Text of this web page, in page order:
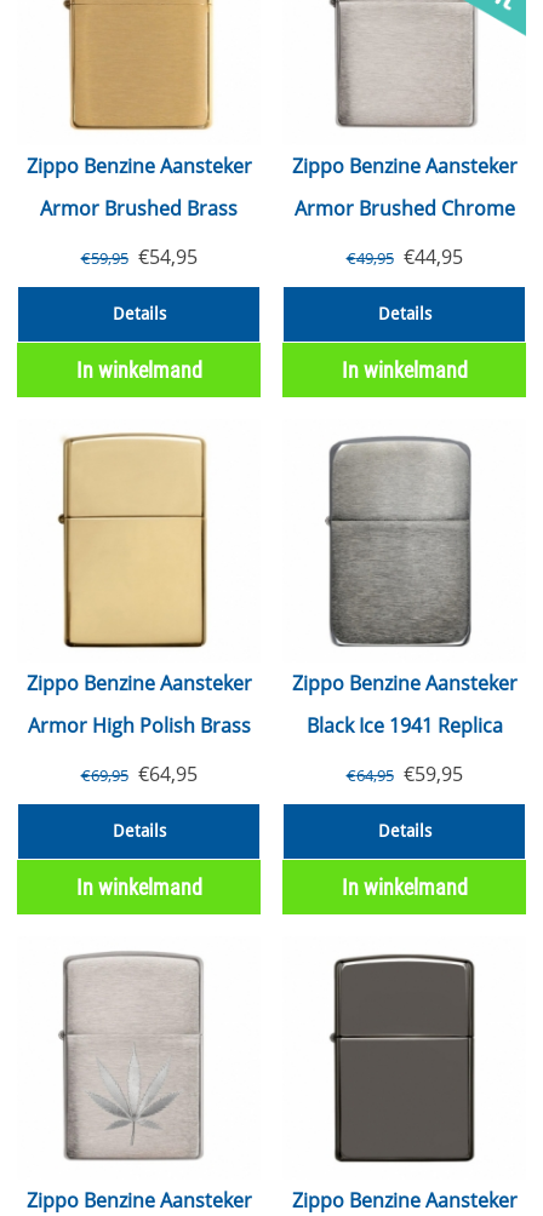
Zippo Benzine Aansteker
Armor Brushed Brass
€59,95 €54,95
Details
In winkelmand
Zippo Benzine Aansteker
Armor Brushed Chrome
€49,95 €44,95
Details
In winkelmand
Zippo Benzine Aansteker
Armor High Polish Brass
€69,95 €64,95
Details
In winkelmand
Zippo Benzine Aansteker
Black Ice 1941 Replica
€64,95 €59,95
Details
In winkelmand
Zippo Benzine Aansteker
Zippo Benzine Aansteker